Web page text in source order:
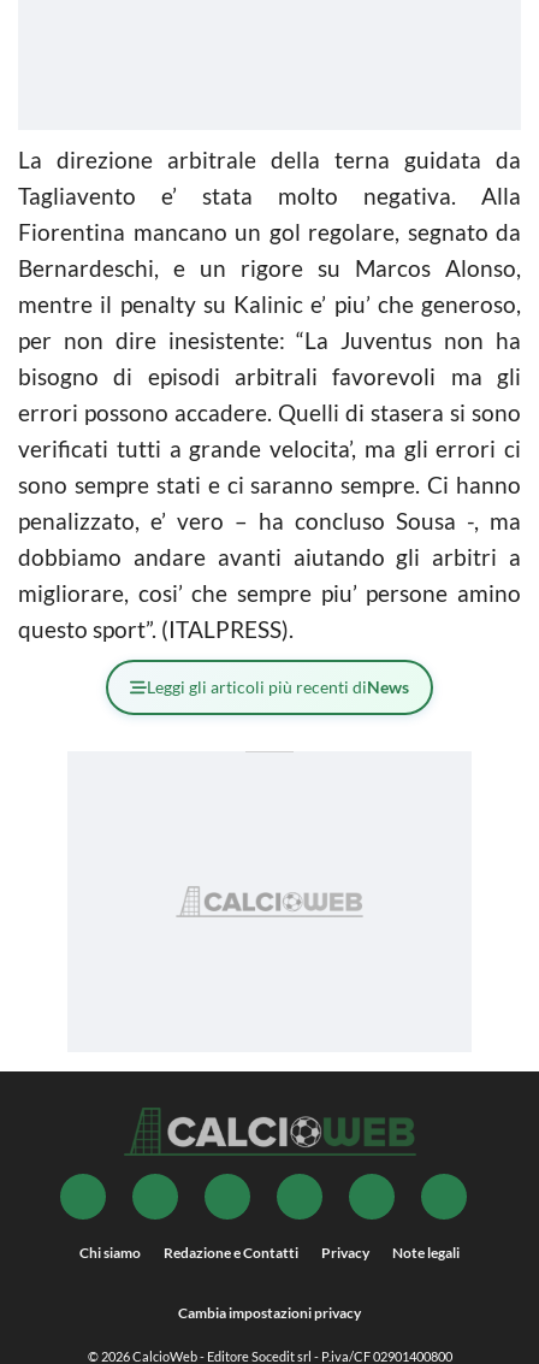
La direzione arbitrale della terna guidata da
Tagliavento e’ stata molto negativa. Alla
Fiorentina mancano un gol regolare, segnato da
Bernardeschi, e un rigore su Marcos Alonso,
mentre il penalty su Kalinic e’ piu’ che generoso,
per non dire inesistente: “La Juventus non ha
bisogno di episodi arbitrali favorevoli ma gli
errori possono accadere. Quelli di stasera si sono
verificati tutti a grande velocita’, ma gli errori ci
sono sempre stati e ci saranno sempre. Ci hanno
penalizzato, e’ vero – ha concluso Sousa -, ma
dobbiamo andare avanti aiutando gli arbitri a
migliorare, cosi’ che sempre piu’ persone amino
questo sport”. (ITALPRESS).
Leggi gli articoli più recenti diNews
Chi siamo Redazione e Contatti Privacy Note legali
Cambia impostazioni privacy
© 2026CalcioWeb- Editore Socedit srl - P.iva/CF 02901400800